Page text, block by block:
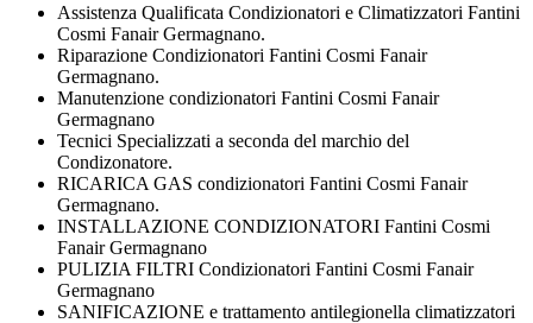
Assistenza Qualificata Condizionatori e Climatizzatori Fantini
Cosmi Fanair Germagnano.
Riparazione Condizionatori Fantini Cosmi Fanair
Germagnano.
Manutenzione condizionatori Fantini Cosmi Fanair
Germagnano
Tecnici Specializzati a seconda del marchio del
Condizonatore.
RICARICA GAS condizionatori Fantini Cosmi Fanair
Germagnano.
INSTALLAZIONE CONDIZIONATORI Fantini Cosmi
Fanair Germagnano
PULIZIA FILTRI Condizionatori Fantini Cosmi Fanair
Germagnano
SANIFICAZIONE e trattamento antilegionella climatizzatori